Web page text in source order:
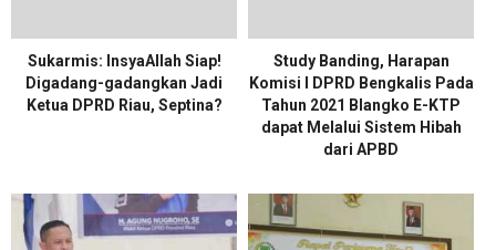
Sukarmis: InsyaAllah Siap!
Digadang-gadangkan Jadi
Ketua DPRD Riau, Septina?
Study Banding, Harapan
Komisi I DPRD Bengkalis Pada
Tahun 2021 Blangko E-KTP
dapat Melalui Sistem Hibah
dari APBD